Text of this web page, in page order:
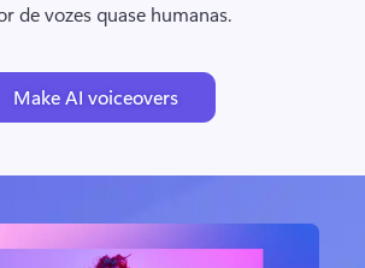
de vozes quase humanas.
Make AI voiceovers